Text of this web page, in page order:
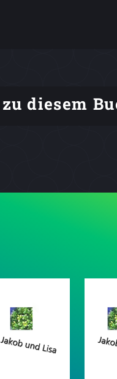
diesem